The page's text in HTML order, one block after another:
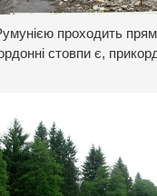
проходить
стовпи є,